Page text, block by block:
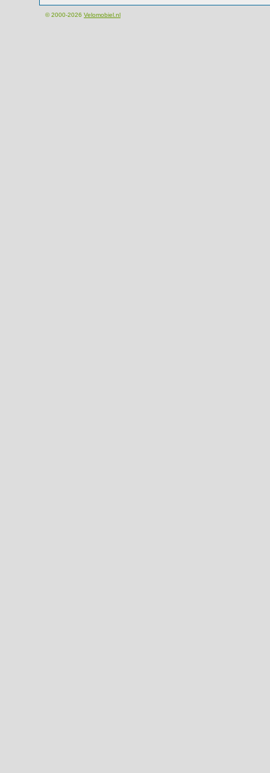
© 2000-2026 Velomobiel.nl